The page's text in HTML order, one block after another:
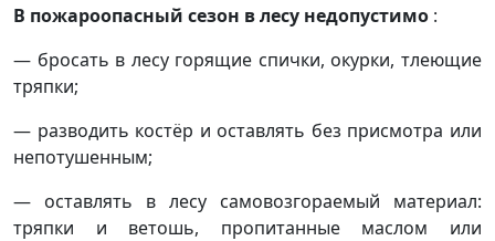
В пожароопасный сезон в лесу недопустимо :
— бросать в лесу горящие спички, окурки, тлеющие
тряпки;
— разводить костёр и оставлять без присмотра или
непотушенным;
— оставлять в лесу самовозгораемый материал:
тряпки и ветошь, пропитанные маслом или